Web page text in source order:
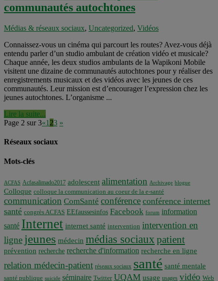
communautés autochtones
Médias & réseaux sociaux, Uncategorized, Vidéos
Connaissez-vous un cinéma qui parcourt les routes? Avez-vous déjà
entendu parler d’un studio ambulant de création vidéo et musicale?
Chaque année, les deux studios ambulants de la Wapikoni Mobile
visitent une dizaine de communautés autochtones pour y réaliser des
enregistrements musicaux et des vidéos avec les jeunes de ces
communautés. Leur mission est d’encourager l’expression chez les
jeunes autochtones. L’organisme ...
Lire la suite...
Page 2 sur 3«1 23 »
Réseaux sociaux
Mots-clés
ACFAS Acfasalimado2017 adolescent alimentation Archivage blogue
Colloque colloque la communication au coeur de la e-santé
communication ComSanté conférence conférence internet
santé congrès ACFAS EEfaussesinfos Facebook forum information
santé Internet internet santé intervention intervention en
ligne jeunes médecin médias sociaux patient
prévention recherche recherche d'information recherche en ligne
relation médecin-patient réseaux sociaux santé santé mentale
santé publique suicide séminaire Twitter UQAM usage usages vidéo Web